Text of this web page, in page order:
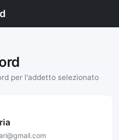
per l'addetto selezionato